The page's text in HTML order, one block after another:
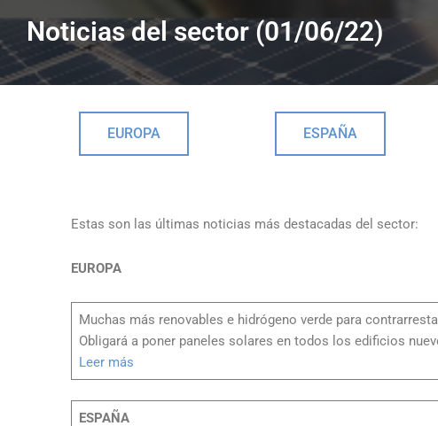
Noticias del sector (01/06/22)
EUROPA ESPAÑA
Estas son las últimas noticias más destacadas del sector:
EUROPA
Muchas más renovables e hidrógeno verde para
Obligará a poner paneles solares en todos los edificios
Leer más
ESPAÑA